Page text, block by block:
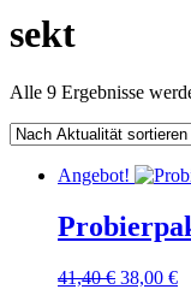
sekt
Alle 9 Ergebnisse
Angebot!
41,40€ 38,00 €